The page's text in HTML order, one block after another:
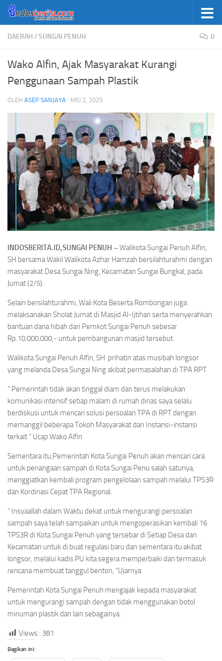
Skip to content
DAERAH/SUNGAI PENUH 0
Wako Alfin, Ajak Masyarakat Kurangi
Penggunaan Sampah Plastik
OLEH ASEP SANJAYA · MEI 2, 2025
INDOSBERITA.ID,SUNGAI PENUH –Walikota Sungai Penuh Alfin,
SH bersama Wakil Walikota Azhar Hamzah bersilahturahmi dengan
masyarakat Desa Sungai Ning, Kecamatan Sungai Bungkal, pada
Jumat (2/5).
Selain bersilahturahmi, Wali Kota Beserta Rombongan juga
melaksanakan Sholat Jumat di Masjid Al-Ijtihan serta menyerahkan
bantuan dana hibah dari Pemkot Sungai Penuh sebesar
Rp.10.000.000,- untuk pembangunan masjid tersebut.
Walikota Sungai Penuh Alfin, SH prihatin atas musibah longsor
yang melanda Desa Sungai Ning akibat permasalahan di TPA RPT
” Pemerintah tidak akan tinggal diam dan terus melakukan
komunikasi intensif setiap malam di rumah dinas saya selalu
berdiskusi untuk mencari solusi persoalan TPA di RPT dengan
memanggil beberapa Tokoh Masyarakat dan Instansi-instansi
terkait ” Ucap Wako Alfin
Sementara itu,Pemerintah Kota Sungai Penuh akan mencari cara
untuk penangaan sampah di Kota Sungai Penu salah satunya,
menggiatkan kembali program pengelolaan sampah melalui TPS3R
dan Kordinasi Cepat TPA Regional.
” Insyaallah dalam Waktu dekat untuk mengurangi persoalan
sampah saya telah sampaikan untuk mengoperasikan kembali 16
TPS3R di Kota Sungai Penuh yang tersebar di Setiap Desa dan
Kecamatan untuk di buat regulasi baru dan sementara itu akibat
longsor, melalui kadis PU kita segera memperbaiki dan termasuk
rencana membuat tanggul benton, “Ujarnya
Pemerintah Kota Sungai Penuh mengajak kepada masyarakat
untuk mengurangi sampah dengan tidak menggunakan botol
minuman plastik dan lain sebagainya.
Views : 381
Bagikan ini: